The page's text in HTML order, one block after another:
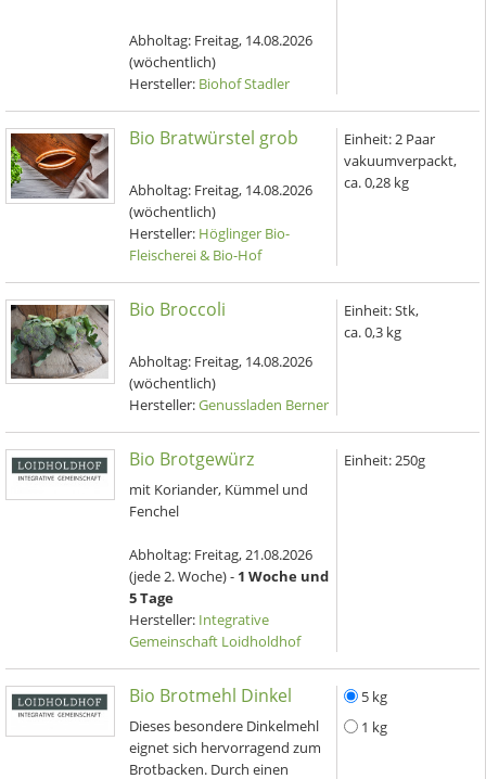
Abholtag: Freitag, 14.08.2026
(wöchentlich)
Hersteller: Biohof Stadler
Bio Bratwürstel grob
Abholtag: Freitag, 14.08.2026
(wöchentlich)
Hersteller: Höglinger Bio-
Fleischerei & Bio-Hof
Einheit: 2 Paar
vakuumverpackt,
ca. 0,28 kg
Bio Broccoli
Abholtag: Freitag, 14.08.2026
(wöchentlich)
Hersteller:Genussladen Berner
Einheit:Stk,
ca. 0,3 kg
Bio Brotgewürz
mit Koriander, Kümmel und
Fenchel
Abholtag: Freitag, 21.08.2026
(jede 2. Woche) - 1 Woche und
5 Tage
Hersteller: Integrative
Gemeinschaft Loidholdhof
Einheit: 250g
Bio Brotmehl Dinkel
Dieses besondere Dinkelmehl
eignet sich hervorragend zum
Brotbacken. Durch einen
5 kg
1 kg